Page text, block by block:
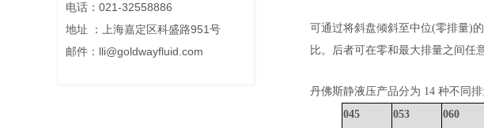
电话：021-32558886
地址 ：上海嘉定区科盛路951号
邮件：lli@goldwayfluid.com
可通过将斜盘倾斜至中位(零排量)
比。后者可在零和最大排量之间任
丹佛斯静液压产品分为 14 种不同
045
053 060